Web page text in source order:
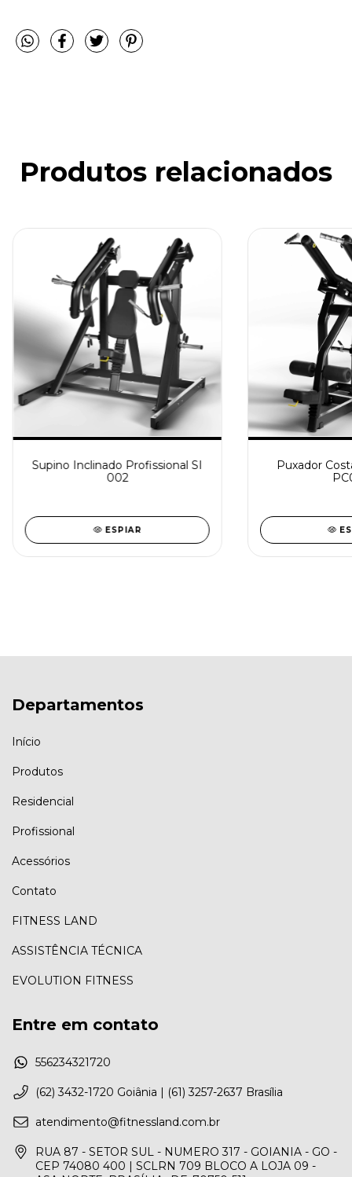
Produtos relacionados
Supino Inclinado Profissional SI
002
ESPIAR
Puxador
Departamentos
Início
Produtos
Residencial
Profissional
Acessórios
Contato
FITNESS LAND
ASSISTÊNCIA TÉCNICA
EVOLUTION FITNESS
Entre em contato
556234321720
(62) 3432-1720 Goiânia | (61) 3257-2637 Brasília
atendimento@fitnessland.com.br
RUA 87 - SETOR SUL - NUMERO 317 - GOIANIA - GO -
CEP 74080 400 | SCLRN 709 BLOCO A LOJA 09 -